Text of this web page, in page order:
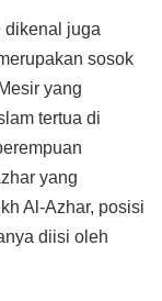
dikenal juga
sosok
yang
tertua di
yang
Al-Azhar, posisi
diisi oleh